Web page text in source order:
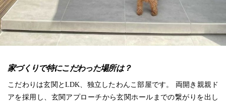
家づくりで特にこだわった場所は？
こだわりは玄関とLDK、独立したわんこ部屋です。 両開き親親ド
アを採用し、玄関アプローチから玄関ホールまでの繋がりを出し